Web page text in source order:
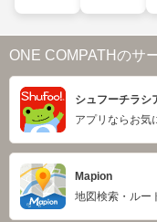
ONE COMPATHのサ
シュフーチラシ
アプリならお気
Mapion
地図検索・ルー